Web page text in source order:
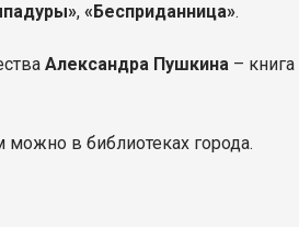
,«Бесприданница».
Александра Пушкина –
можно в библиотеках города.